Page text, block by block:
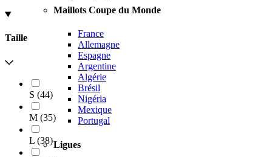
Maillots Coupe du Monde
France
Allemagne
Espagne
Argentine
Algérie
Brésil
Nigéria
Mexique
Portugal
Ligues
Taille
S (44)
M (35)
L (38)